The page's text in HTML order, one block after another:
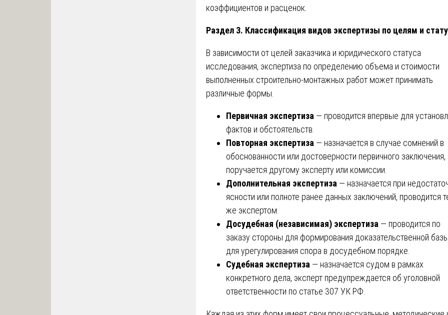
коэффициентов и расценок.
Раздел 3. Классификация видов экспертизы по целям и
В зависимости от целей заказчика и юридического статуса
исследования, экспертиза по определению объема и стоимости
выполненных строительно-монтажных работ может принимать
различные формы.
Первичная экспертиза — проводится впервые для
фактов и обстоятельств.
Повторная экспертиза — назначается в случае сомнений в
обоснованности или достоверности первичного заключения,
поручается другому эксперту или комиссии.
Дополнительная экспертиза — назначается при
ясности или полноте ранее данных заключений, проводится
же экспертом.
Досудебная (независимая) экспертиза — проводится по
заказу стороны для формирования доказательственной
для урегулирования спора в досудебном порядке.
Судебная экспертиза — назначается судом в рамках
конкретного дела, эксперт предупреждается об уголовной
ответственности по статье 307 УК РФ.